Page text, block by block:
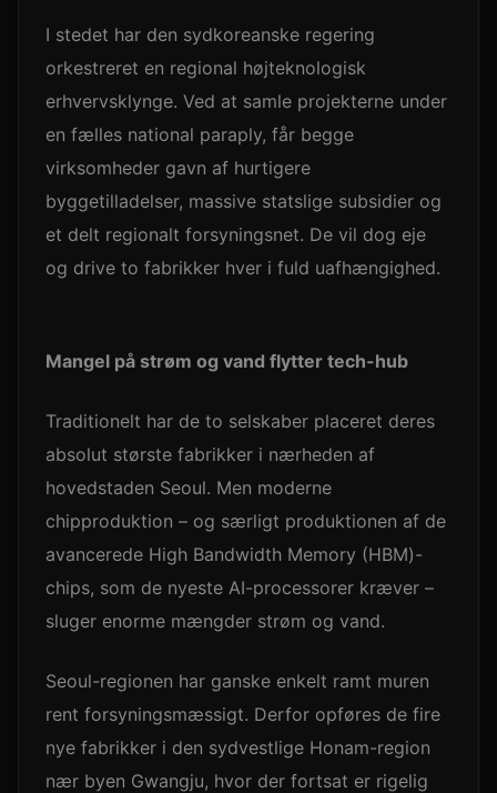
I stedet har den sydkoreanske regering
orkestreret en regional højteknologisk
erhvervsklynge. Ved at samle projekterne under
en fælles national paraply, får begge
virksomheder gavn af hurtigere
byggetilladelser, massive statslige subsidier og
et delt regionalt forsyningsnet. De vil dog eje
og drive to fabrikker hver i fuld uafhængighed.
Mangel på strøm og vand flytter tech-hub
Traditionelt har de to selskaber placeret deres
absolut største fabrikker i nærheden af
hovedstaden Seoul. Men moderne
chipproduktion – og særligt produktionen af de
avancerede High Bandwidth Memory (HBM)-
chips, som de nyeste AI-processorer kræver –
sluger enorme mængder strøm og vand.
Seoul-regionen har ganske enkelt ramt muren
rent forsyningsmæssigt. Derfor opføres de fire
nye fabrikker i den sydvestlige Honam-region
nær byen Gwangju, hvor der fortsat er rigelig